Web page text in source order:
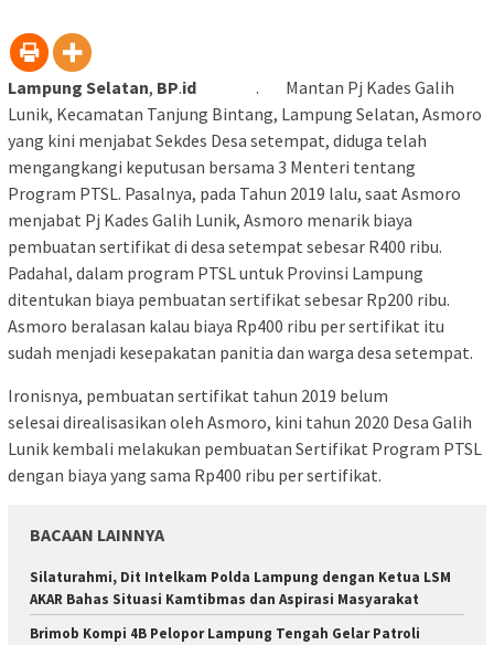
Lampung Selatan, BP.id . Mantan Pj Kades Galih
Lunik, Kecamatan Tanjung Bintang, Lampung Selatan, Asmoro
yang kini menjabat Sekdes Desa setempat, diduga telah
mengangkangi keputusan bersama 3 Menteri tentang
Program PTSL. Pasalnya, pada Tahun 2019 lalu, saat Asmoro
menjabat Pj Kades Galih Lunik, Asmoro menarik biaya
pembuatan sertifikat di desa setempat sebesar R400 ribu.
Padahal, dalam program PTSL untuk Provinsi Lampung
ditentukan biaya pembuatan sertifikat sebesar Rp200 ribu.
Asmoro beralasan kalau biaya Rp400 ribu per sertifikat itu
sudah menjadi kesepakatan panitia dan warga desa setempat.
Ironisnya, pembuatan sertifikat tahun 2019 belum
selesai direalisasikan oleh Asmoro, kini tahun 2020 Desa Galih
Lunik kembali melakukan pembuatan Sertifikat Program PTSL
dengan biaya yang sama Rp400 ribu per sertifikat.
BACAAN LAINNYA
Silaturahmi, Dit Intelkam Polda Lampung dengan Ketua LSM
AKAR Bahas Situasi Kamtibmas dan Aspirasi Masyarakat
Brimob Kompi 4B Pelopor Lampung Tengah Gelar Patroli